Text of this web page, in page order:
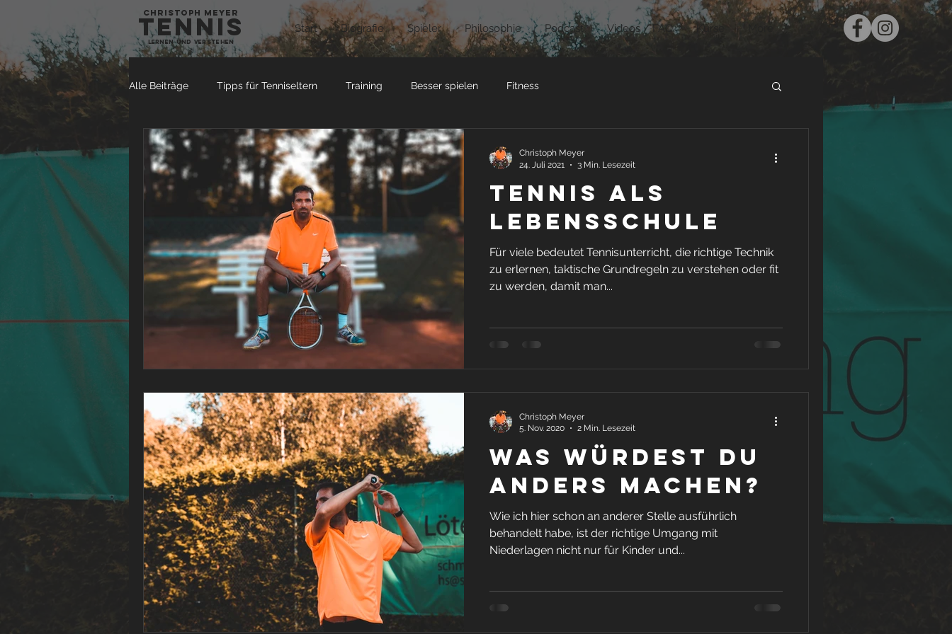
Christoph Meyer
tennis
Lernen und verstehen
Start Biografie Spieler Philosophie Podcast Videos / FAQ Kurse
Alle Beiträge Tipps für Tenniseltern Training Besser spielen Fitness
Tennis als
Lebensschule
Für viele bedeutet Tennisunterricht, die richtige Technik
zu erlernen, taktische Grundregeln zu verstehen oder fit
zu werden, damit man...
Christoph Meyer
24. Juli 2021
3 Min. Lesezeit
Was würdest Du
anders machen?
Wie ich hier schon an anderer Stelle ausführlich
behandelt habe, ist der richtige Umgang mit
Niederlagen nicht nur für Kinder und...
Christoph Meyer
5. Nov. 2020
2 Min. Lesezeit